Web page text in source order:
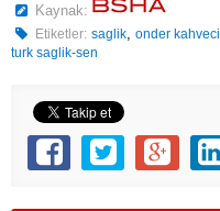
Kaynak:
Etiketler: saglik,onder kahveci
turk saglik-sen